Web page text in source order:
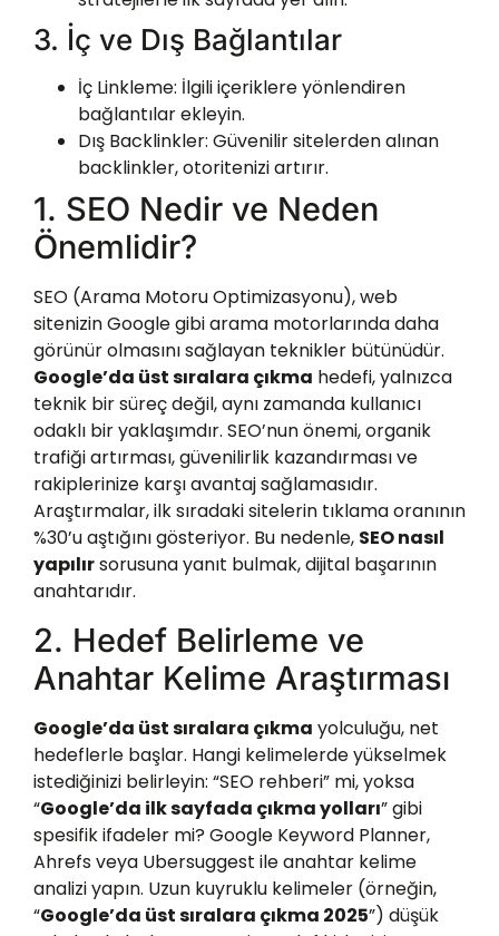
3. İç ve Dış Bağlantılar
İç Linkleme: İlgili içeriklere yönlendiren
bağlantılar ekleyin.
Dış Backlinkler: Güvenilir sitelerden alınan
backlinkler, otoritenizi artırır.
1. SEO Nedir ve Neden
Önemlidir?
SEO (Arama Motoru Optimizasyonu), web
sitenizin Google gibi arama motorlarında daha
görünür olmasını sağlayan teknikler bütünüdür.
Google’da üst sıralara çıkma hedefi, yalnızca
teknik bir süreç değil, aynı zamanda kullanıcı
odaklı bir yaklaşımdır. SEO’nun önemi, organik
trafiği artırması, güvenilirlik kazandırması ve
rakiplerinize karşı avantaj sağlamasıdır.
Araştırmalar, ilk sıradaki sitelerin tıklama oranının
%30’u aştığını gösteriyor. Bu nedenle, SEO nasıl
yapılırsorusuna yanıt bulmak, dijital başarının
anahtarıdır.
2. Hedef Belirleme ve
Anahtar Kelime Araştırması
Google’da üst sıralara çıkma yolculuğu, net
hedeflerle başlar. Hangi kelimelerde yükselmek
istediğinizi belirleyin: “SEO rehberi” mi, yoksa
“Google’da ilk sayfada çıkma yolları” gibi
spesifik ifadeler mi? Google Keyword Planner,
Ahrefs veya Ubersuggest ile anahtar kelime
analizi yapın. Uzun kuyruklu kelimeler (örneğin,
“Google’da üst sıralara çıkma 2025”) düşük